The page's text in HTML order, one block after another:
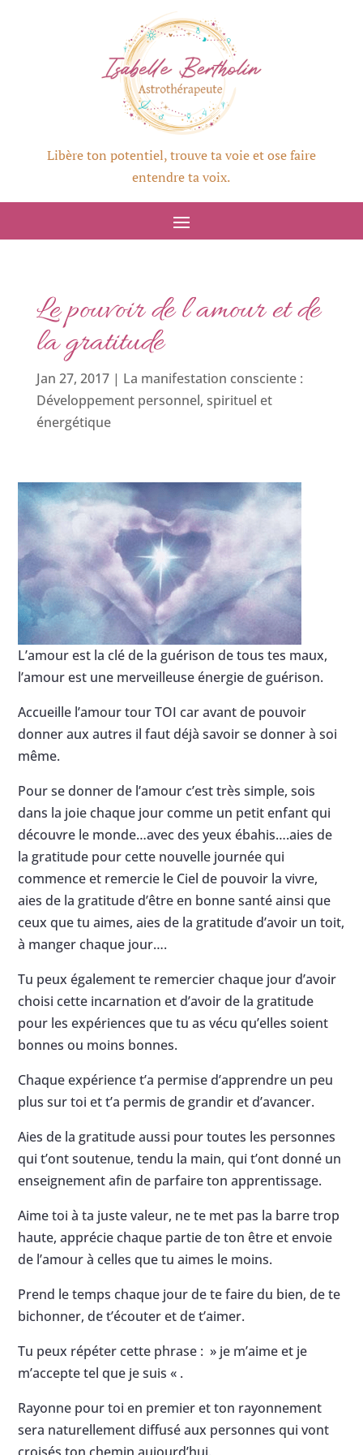
Libère ton potentiel, trouve ta voie et ose faire
entendre ta voix.
Le pouvoir de l’amour et de
la gratitude
Jan 27, 2017| La manifestation consciente :
Développement personnel, spirituel et
énergétique
L’amour est la clé de la guérison de tous tes maux,
l’amour est une merveilleuse énergie de guérison.
Accueille l’amour tour TOI car avant de pouvoir
donner aux autres il faut déjà savoir se donner à soi
même.
Pour se donner de l’amour c’est très simple, sois
dans la joie chaque jour comme un petit enfant qui
découvre le monde…avec des yeux ébahis….aies de
la gratitude pour cette nouvelle journée qui
commence et remercie le Ciel de pouvoir la vivre,
aies de la gratitude d’être en bonne santé ainsi que
ceux que tu aimes, aies de la gratitude d’avoir un toit,
à manger chaque jour….
Tu peux également te remercier chaque jour d’avoir
choisi cette incarnation et d’avoir de la gratitude
pour les expériences que tu as vécu qu’elles soient
bonnes ou moins bonnes.
Chaque expérience t’a permise d’apprendre un peu
plus sur toi et t’a permis de grandir et d’avancer.
Aies de la gratitude aussi pour toutes les personnes
qui t’ont soutenue, tendu la main, qui t’ont donné un
enseignement afin de parfaire ton apprentissage.
Aime toi à ta juste valeur, ne te met pas la barre trop
haute, apprécie chaque partie de ton être et envoie
de l’amour à celles que tu aimes le moins.
Prend le temps chaque jour de te faire du bien, de te
bichonner, de t’écouter et de t’aimer.
Tu peux répéter cette phrase : » je m’aime et je
m’accepte tel que je suis « .
Rayonne pour toi en premier et ton rayonnement
sera naturellement diffusé aux personnes qui vont